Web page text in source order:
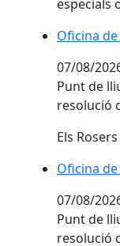
especials
Oficina
07/08/
Punt de
resolució
Els
Oficina
07/08/
Punt de
resolució